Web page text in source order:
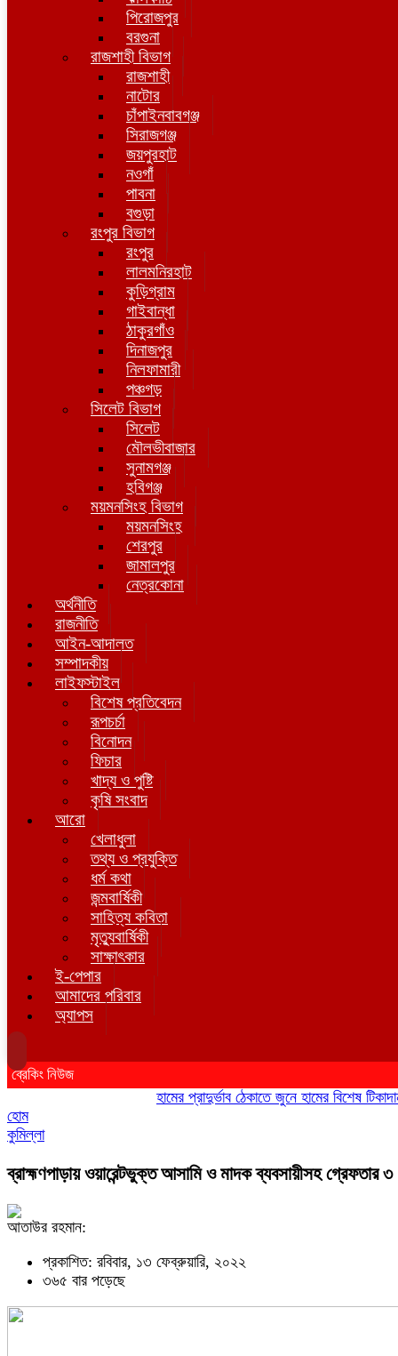
পিরোজপুর
বরগুনা
রাজশাহী বিভাগ
রাজশাহী
নাটোর
চাঁপাইনবাবগঞ্জ
সিরাজগঞ্জ
জয়পুরহাট
নওগাঁ
পাবনা
বগুড়া
রংপুর বিভাগ
রংপুর
লালমনিরহাট
কুড়িগ্রাম
গাইবান্ধা
ঠাকুরগাঁও
দিনাজপুর
নিলফামারী
পঞ্চগড়
সিলেট বিভাগ
সিলেট
মৌলভীবাজার
সুনামগঞ্জ
হবিগঞ্জ
ময়মনসিংহ বিভাগ
ময়মনসিংহ
শেরপুর
জামালপুর
নেত্রকোনা
অর্থনীতি
রাজনীতি
আইন-আদালত
সম্পাদকীয়
লাইফস্টাইল
বিশেষ প্রতিবেদন
রূপচর্চা
বিনোদন
ফিচার
খাদ্য ও পুষ্টি
কৃষি সংবাদ
আরো
খেলাধুলা
তথ্য ও প্রযুক্তি
ধর্ম কথা
জন্মবার্ষিকী
সাহিত্য কবিতা
মৃত্যুবার্ষিকী
সাক্ষাৎকার
ই-পেপার
আমাদের পরিবার
অ্যাপস
ব্রেকিং নিউজ
হামের প্রাদুর্ভাব ঠেকাতে জুনে হামের বিশেষ টিকাদান;
হোম
কুমিল্লা
ব্রাহ্মণপাড়ায় ওয়ারেন্টভুক্ত আসামি ও মাদক ব্যবসায়ীসহ গ্রেফতার ৩
আতাউর রহমান:
প্রকাশিত: রবিবার, ১৩ ফেব্রুয়ারি, ২০২২
৩৬৫ বার পড়েছে